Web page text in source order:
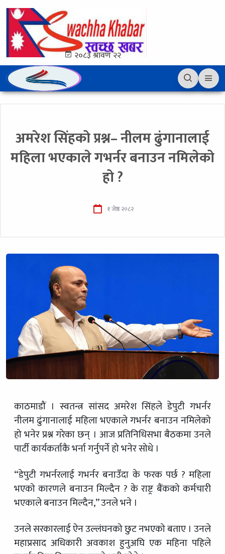
२०८३ श्रावण २२
अमरेश सिंहको प्रश्न– नीलम ढुंगानालाई
महिला भएकाले गभर्नर बनाउन नमिलेको
हो ?
१ जेष्ठ २०८२
काठमाडौं । स्वतन्त्र सांसद अमरेश सिंहले डेपुटी गभर्नर
नीलम ढुंगानालाई महिला भएकाले गभर्नर बनाउन नमिलेको
हो भनेर प्रश्न गरेका छन् । आज प्रतिनिधिसभा बैठकमा उनले
पार्टी कार्यकर्ताकै भर्ना गर्नुपर्ने हो भनेर सोधे ।
“डेपुटी गभर्नरलाई गभर्नर बनाउँदा के फरक पर्छ ? महिला
भएको कारणले बनाउन मिल्दैन ? के राष्ट्र बैंकको कर्मचारी
भएकाले बनाउन मिल्दैन,” उनले भने ।
उनले सरकारलाई ऐन उल्लंघनको छुट नभएको बताए । उनले
महाप्रसाद अधिकारी अवकाश हुनुअघि एक महिना पहिले